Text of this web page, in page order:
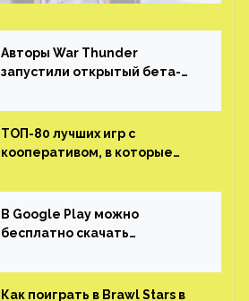
Авторы War Thunder
запустили открытый бета-
трейлер и скриншоты
ТОП-80 лучших игр с
кооперативом, в которые
(никаких MMO)
В Google Play можно
бесплатно скачать
открытым миром, прокачкой,
гонками и тюнингом машины
Как поиграть в Brawl Stars в